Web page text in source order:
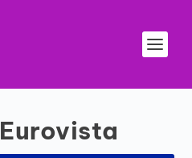
Eurovista